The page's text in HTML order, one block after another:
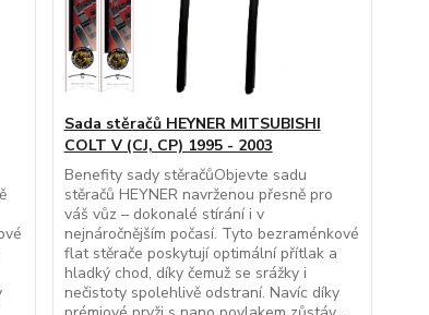
Sada stěračů HEYNER MITSUBISHI
COLT V (CJ, CP) 1995 - 2003
Benefity sady stěračůObjevte sadu
stěračů HEYNER navrženou přesně pro
váš vůz – dokonalé stírání i v
nejnáročnějším počasí. Tyto bezraménkové
flat stěrače poskytují optimální přítlak a
hladký chod, díky čemuž se srážky i
nečistoty spolehlivě odstraní. Navíc díky